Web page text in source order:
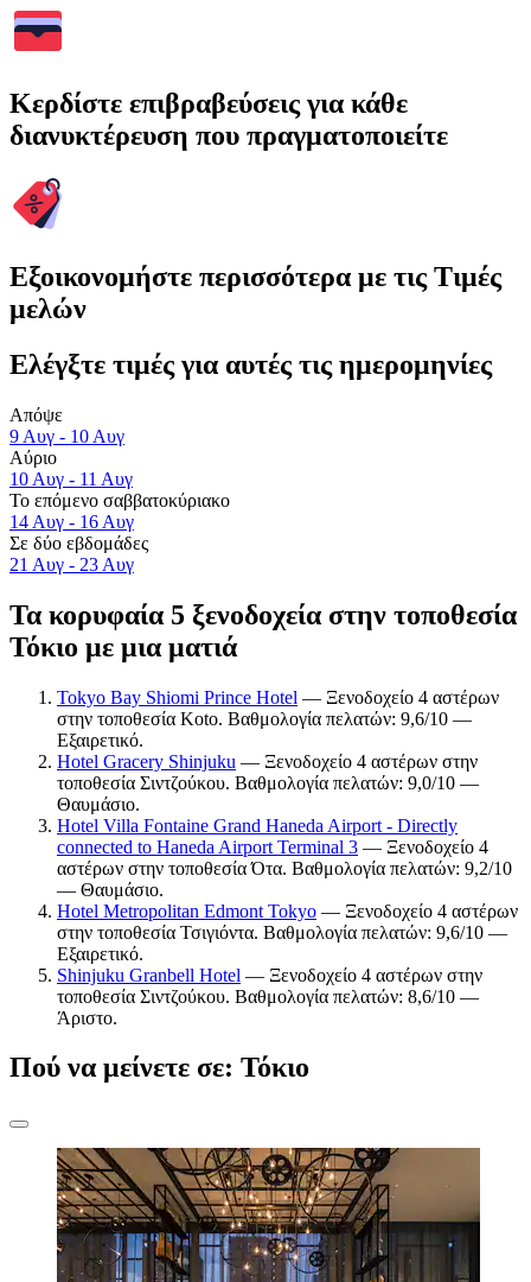
Κερδίστε επιβραβεύσεις για κάθε
διανυκτέρευση που πραγματοποιείτε
Εξοικονομήστε περισσότερα με τις Τιμές
μελών
Ελέγξτε τιμές για αυτές τις ημερομηνίες
Απόψε
9 Αυγ - 10 Αυγ
Αύριο
10 Αυγ - 11 Αυγ
Το επόμενο σαββατοκύριακο
14 Αυγ - 16 Αυγ
Σε δύο εβδομάδες
21 Αυγ - 23 Αυγ
Τα κορυφαία 5 ξενοδοχεία στην τοποθεσία
Τόκιο με μια ματιά
Tokyo Bay Shiomi Prince Hotel — Ξενοδοχείο 4 αστέρων
στην τοποθεσία Koto. Βαθμολογία πελατών: 9,6/10 —
Εξαιρετικό.
Hotel Gracery Shinjuku — Ξενοδοχείο 4 αστέρων στην
τοποθεσία Σιντζούκου. Βαθμολογία πελατών: 9,0/10 —
Θαυμάσιο.
Hotel Villa Fontaine Grand Haneda Airport - Directly
connected to Haneda Airport Terminal 3 — Ξενοδοχείο 4
αστέρων στην τοποθεσία Ότα. Βαθμολογία πελατών: 9,2/10
— Θαυμάσιο.
Hotel Metropolitan Edmont Tokyo — Ξενοδοχείο 4 αστέρων
στην τοποθεσία Τσιγιόντα. Βαθμολογία πελατών: 9,6/10 —
Εξαιρετικό.
Shinjuku Granbell Hotel — Ξενοδοχείο 4 αστέρων στην
τοποθεσία Σιντζούκου. Βαθμολογία πελατών: 8,6/10 —
Άριστο.
Πού να μείνετε σε: Τόκιο